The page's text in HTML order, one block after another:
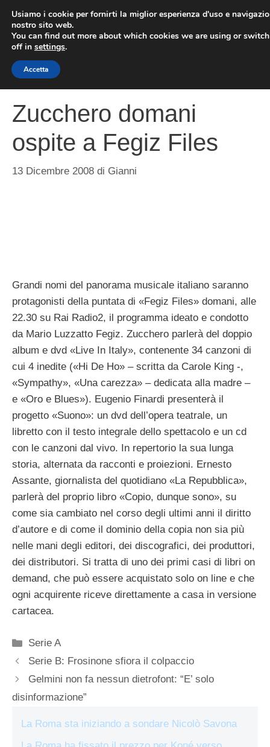
contenuto
Zucchero domani
ospite a Fegiz Files
13 Dicembre 2008 di Gianni
Grandi nomi del panorama musicale italiano saranno
protagonisti della puntata di «Fegiz Files» domani, alle
22.30 su Rai Radio2, il programma ideato e condotto
da Mario Luzzatto Fegiz. Zucchero parlerà del doppio
album e dvd «Live In Italy», contenente 34 canzoni di
cui 4 inedite («Hi De Ho» – scritta da Carole King -,
«Sympathy», «Una carezza» – dedicata alla madre –
e «Oro e Blues»). Eugenio Finardi presenterà il
progetto «Suono»: un dvd dell’opera teatrale, un
libretto con il testo integrale dello spettacolo e un cd
con le canzoni dal vivo. In repertorio la sua lunga
storia, alternata da racconti e proiezioni. Ernesto
Assante, giornalista del quotidiano «La Repubblica»,
parlerà del proprio libro «Copio, dunque sono», su
come sia cambiato nel corso degli ultimi anni il diritto
d’autore e di come il dominio della copia non sia più
nelle mani degli editori, dei discografici, dei produttori,
dei distributori. Si tratta di uno dei primi casi di libri on
demand, che può essere acquistato solo on line e che
ogni acquirente riceve direttamente a casa in versione
cartacea.
Categorie
Serie A
Serie B: Frosinone sfiora il colpaccio
Gelmini non fa nessun dietrofont: “E’ solo
disinformazione”
La Roma sta iniziando a sondare Nicolò Savona
Usiamo i cookie per fornirti la miglior esperienza d'uso e
nostro sito web.
You can find out more about which cookies we are using or
off in settings.
Accetta